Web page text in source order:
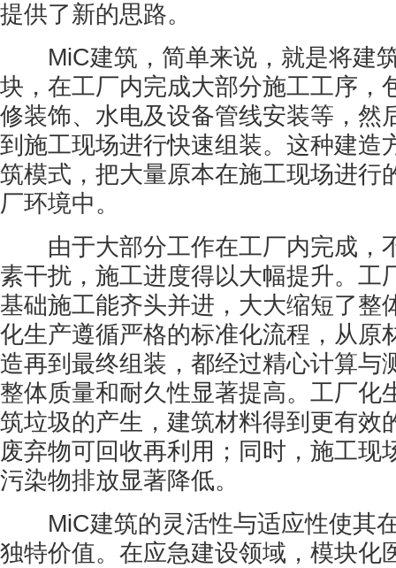
提供了新的思路。
MiC建筑，简单来说，就是将建
块，在工厂内完成大部分施工工序，
修装饰、水电及设备管线安装等，然
到施工现场进行快速组装。这种建造
筑模式，把大量原本在施工现场进行
厂环境中。
由于大部分工作在工厂内完成，
素干扰，施工进度得以大幅提升。工
基础施工能齐头并进，大大缩短了整
化生产遵循严格的标准化流程，从原
造再到最终组装，都经过精心计算与
整体质量和耐久性显著提高。工厂化
筑垃圾的产生，建筑材料得到更有效
废弃物可回收再利用；同时，施工现
污染物排放显著降低。
MiC建筑的灵活性与适应性使其
独特价值。在应急建设领域，模块化